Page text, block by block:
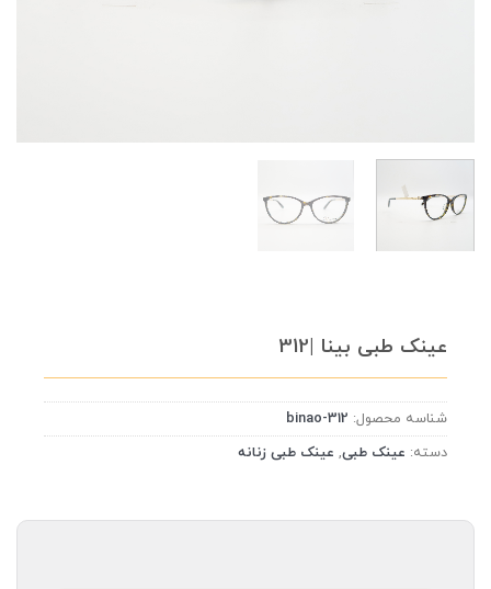
عینک طبی بینا |312
شناسه محصول: binao-312
دسته: عینک طبی, عینک طبی زنانه